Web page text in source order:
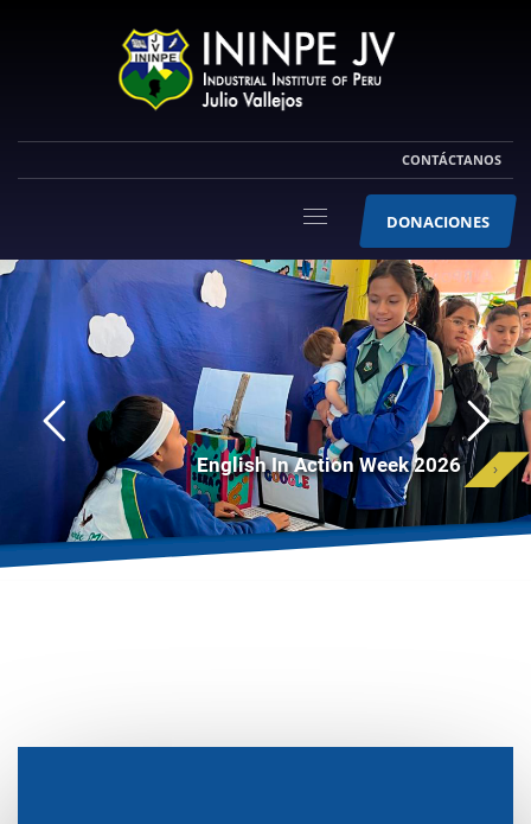
CONTÁCTANOS
DONACIONES
English In Action Week 2026